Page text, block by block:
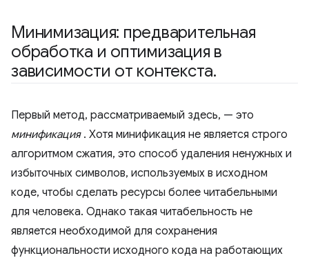
Минимизация: предварительная
обработка и оптимизация в
зависимости от контекста.
Первый метод, рассматриваемый здесь, — это
минификация. Хотя минификация не является строго
алгоритмом сжатия, это способ удаления ненужных и
избыточных символов, используемых в исходном
коде, чтобы сделать ресурсы более читабельными
для человека. Однако такая читабельность не
является необходимой для сохранения
функциональности исходного кода на работающих